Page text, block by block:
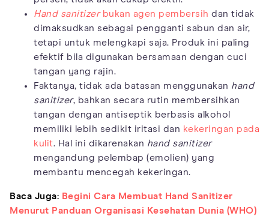
Hand sanitizerbukan agen pembersih dan tidak
dimaksudkan sebagai pengganti sabun dan air,
tetapi untuk melengkapi saja. Produk ini paling
efektif bila digunakan bersamaan dengan cuci
tangan yang rajin.
Faktanya, tidak ada batasan menggunakan hand
sanitizer, bahkan secara rutin membersihkan
tangan dengan antiseptik berbasis alkohol
memiliki lebih sedikit iritasi dan kekeringan pada
kulit. Hal ini dikarenakan hand sanitizer
mengandung pelembap (emolien) yang
membantu mencegah kekeringan.
Baca Juga: Begini Cara Membuat Hand Sanitizer
Menurut Panduan Organisasi Kesehatan Dunia (WHO)